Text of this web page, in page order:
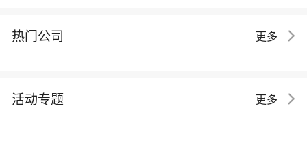
热门公司 更多
活动专题 更多